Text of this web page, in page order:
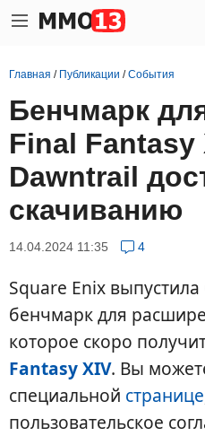
Главная / Публикации /События
Бенчмарк
Final Fantasy
Dawntrail
скачиванию
14.04.2024 11:35 4
Square Enix
бенчмарк для
которое скоро
Fantasy XIV. Вы
специальной странице
пользовательское